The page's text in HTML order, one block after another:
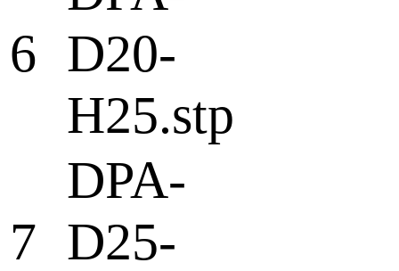
6 D20-
H25.stp
7
DPA-
D25-